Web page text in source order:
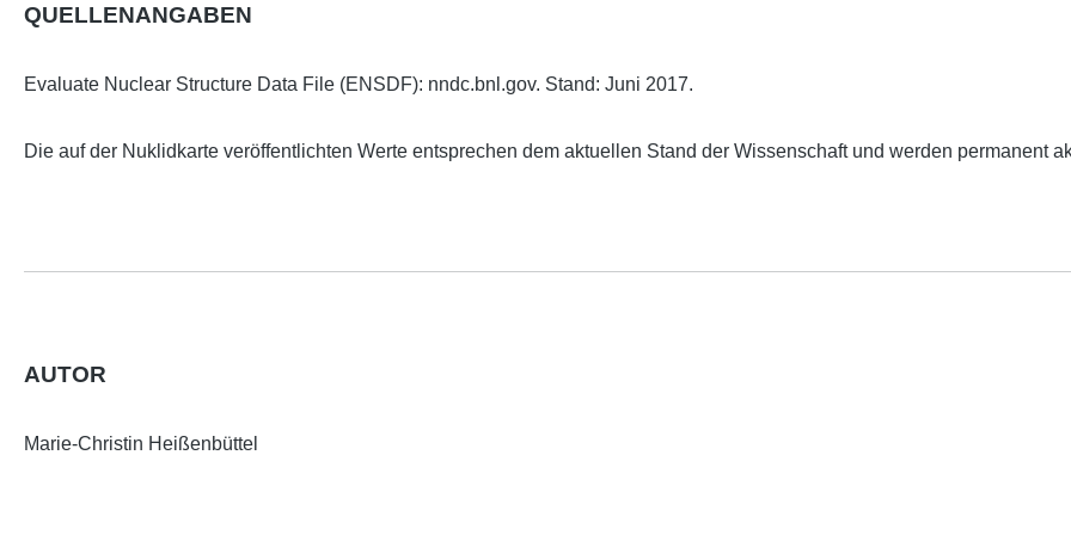
QUELLENANGABEN
Evaluate Nuclear Structure Data File (ENSDF): nndc.bnl.gov. Stand: Juni 2017.
Die auf der Nuklidkarte veröffentlichten Werte entsprechen dem aktuellen Stand der Wissenschaft und werden permanent
AUTOR
Marie-Christin Heißenbüttel